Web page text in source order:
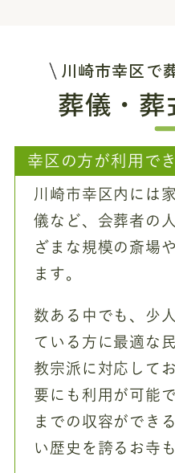
川崎市幸区で
葬儀・葬
幸区の方が利用で
川崎市幸区内には
儀など、会葬者の
ざまな規模の斎場
ます。
数ある中でも、少
ている方に最適な
教宗派に対応して
要にも利用が可能
までの収容ができ
い歴史を誇るお寺